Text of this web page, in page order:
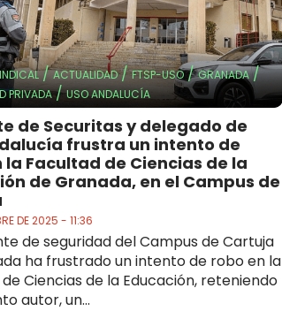
/ACTUALIDAD/FTSP-USO/GRANADA/
PRIVADA/USO ANDALUCÍA
de Securitas y delegado de
frustra un intento de
la Facultad de Ciencias de la
de Granada, en el Campus de
DE 2025 - 11:36
de seguridad del Campus de Cartuja
ha frustrado un intento de robo en la
Ciencias de la Educación, reteniendo
autor, un...